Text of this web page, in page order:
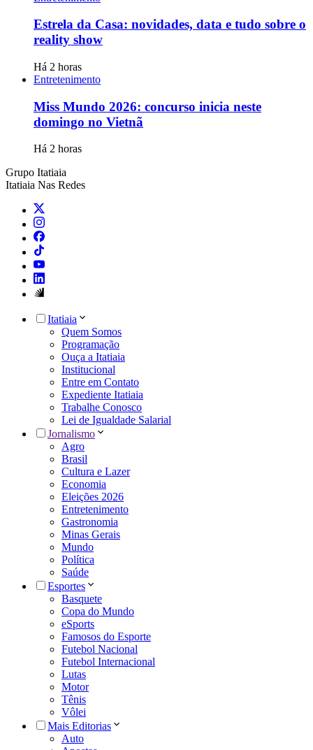
Estrela da Casa: novidades, data e tudo sobre o
reality show
Há 2 horas
Entretenimento
Miss Mundo 2026: concurso inicia neste
domingo no Vietnã
Há 2 horas
Grupo Itatiaia
Itatiaia Nas Redes
Itatiaia
Quem Somos
Programação
Ouça a Itatiaia
Institucional
Entre em Contato
Expediente Itatiaia
Trabalhe Conosco
Lei de Igualdade Salarial
Jornalismo
Agro
Brasil
Cultura e Lazer
Economia
Eleições 2026
Entretenimento
Gastronomia
Minas Gerais
Mundo
Política
Saúde
Esportes
Basquete
Copa do Mundo
eSports
Famosos do Esporte
Futebol Nacional
Futebol Internacional
Lutas
Motor
Tênis
Vôlei
Mais Editorias
Auto